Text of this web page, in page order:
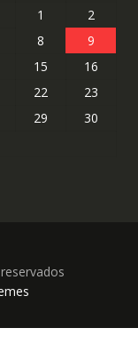
1
2
8
9
15
16
22
23
29
30